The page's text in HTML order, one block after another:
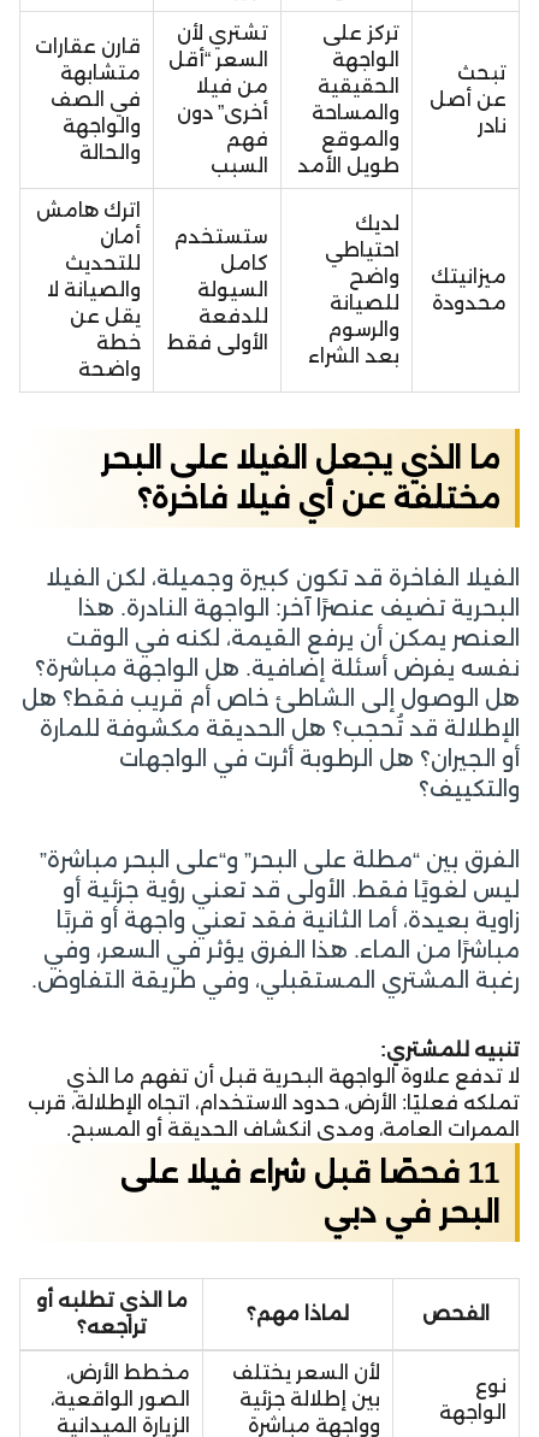
تبحث
عن أصل
نادر
تركز على
الواجهة
الحقيقية
والمساحة
والموقع
طويل الأمد
تشتري لأن
السعر “أقل
من فيلا
أخرى” دون
فهم
السبب
قارن عقارات
متشابهة
في الصف
والواجهة
والحالة
ميزانيتك
محدودة
لديك
احتياطي
واضح
للصيانة
والرسوم
بعد الشراء
ستستخدم
كامل
السيولة
للدفعة
الأولى فقط
اترك هامش
أمان
للتحديث
والصيانة لا
يقل عن
خطة
واضحة
ما الذي يجعل الفيلا على البحر
مختلفة عن أي فيلا فاخرة؟
الفيلا الفاخرة قد تكون كبيرة وجميلة، لكن الفيلا
البحرية تضيف عنصرًا آخر: الواجهة النادرة. هذا
العنصر يمكن أن يرفع القيمة، لكنه في الوقت
نفسه يفرض أسئلة إضافية. هل الواجهة مباشرة؟
هل الوصول إلى الشاطئ خاص أم قريب فقط؟ هل
الإطلالة قد تُحجب؟ هل الحديقة مكشوفة للمارة
أو الجيران؟ هل الرطوبة أثرت في الواجهات
والتكييف؟
الفرق بين “مطلة على البحر” و“على البحر مباشرة”
ليس لغويًا فقط. الأولى قد تعني رؤية جزئية أو
زاوية بعيدة، أما الثانية فقد تعني واجهة أو قربًا
مباشرًا من الماء. هذا الفرق يؤثر في السعر، وفي
رغبة المشتري المستقبلي، وفي طريقة التفاوض.
تنبيه للمشتري:
لا تدفع علاوة الواجهة البحرية قبل أن تفهم ما الذي
تملكه فعليًا: الأرض، حدود الاستخدام، اتجاه الإطلالة، قرب
الممرات العامة، ومدى انكشاف الحديقة أو المسبح.
11 فحصًا قبل شراء فيلا على
البحر في دبي
الفحص لماذا مهم؟
ما الذي تطلبه أو
تراجعه؟
نوع
الواجهة
لأن السعر يختلف
بين إطلالة جزئية
وواجهة مباشرة
مخطط الأرض،
الصور الواقعية،
الزيارة الميدانية